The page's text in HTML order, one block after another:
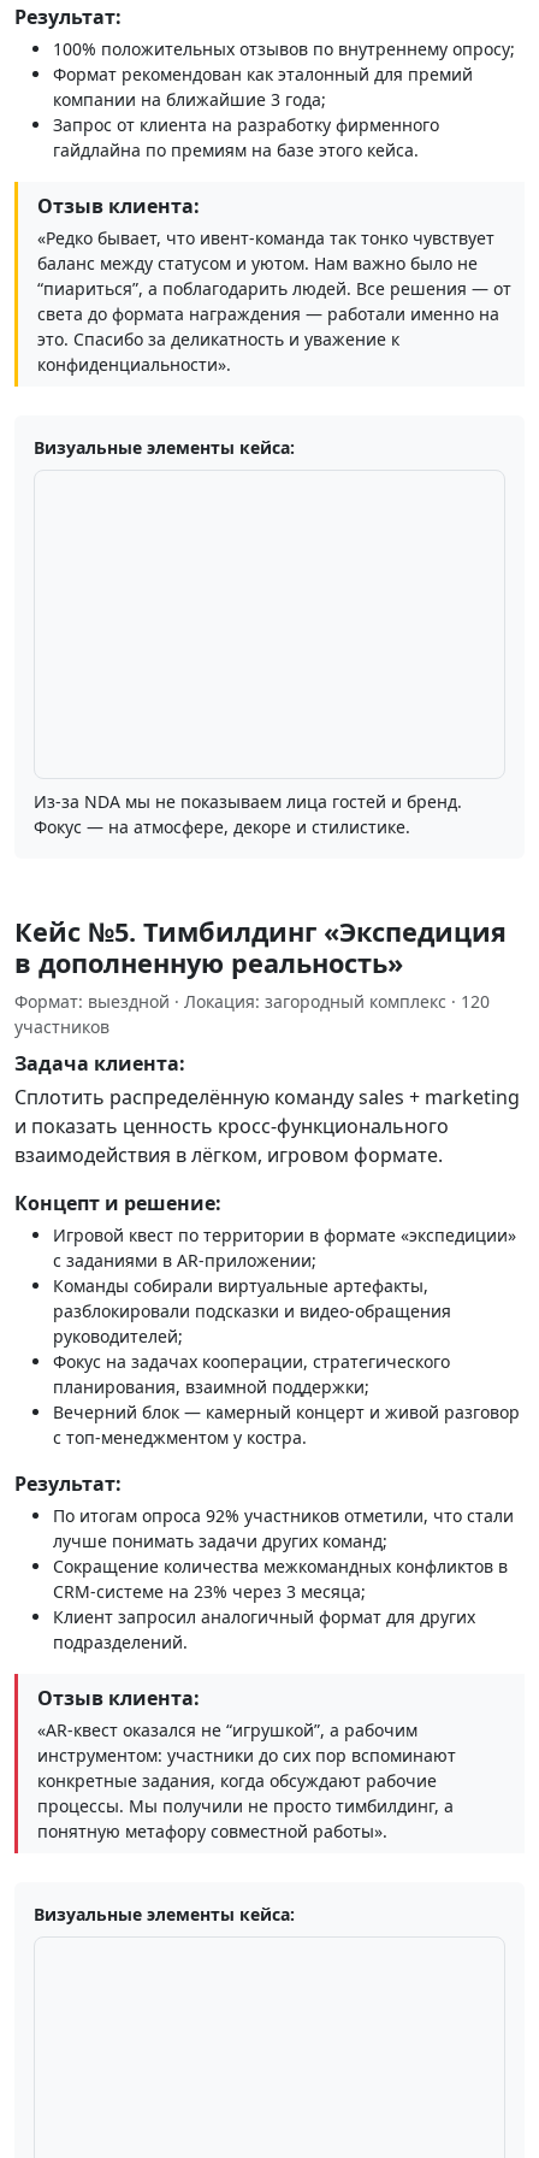
Результат:
100% положительных отзывов по внутреннему опросу;
Формат рекомендован как эталонный для премий
компании на ближайшие 3 года;
Запрос от клиента на разработку фирменного
гайдлайна по премиям на базе этого кейса.
Отзыв клиента:
«Редко бывает, что ивент‑команда так тонко чувствует
баланс между статусом и уютом. Нам важно было не
“пиариться”, а поблагодарить людей. Все решения — от
света до формата награждения — работали именно на
это. Спасибо за деликатность и уважение к
конфиденциальности».
Визуальные элементы кейса:
Плейсхолдер под атмосферные фото зала в синей цветовой
гамме
Из‑за NDA мы не показываем лица гостей и бренд.
Фокус — на атмосфере, декоре и стилистике.
Кейc №5. Тимбилдинг «Экспедиция
в дополненную реальность»
Формат: выездной · Локация: загородный комплекс · 120
участников
Задача клиента:
Сплотить распределённую команду sales + marketing
и показать ценность кросс‑функционального
взаимодействия в лёгком, игровом формате.
Концепт и решение:
Игровой квест по территории в формате «экспедиции»
с заданиями в AR‑приложении;
Команды собирали виртуальные артефакты,
разблокировали подсказки и видео‑обращения
руководителей;
Фокус на задачах кооперации, стратегического
планирования, взаимной поддержки;
Вечерний блок — камерный концерт и живой разговор
с топ‑менеджментом у костра.
Результат:
По итогам опроса 92% участников отметили, что стали
лучше понимать задачи других команд;
Сокращение количества межкомандных конфликтов в
CRM‑системе на 23% через 3 месяца;
Клиент запросил аналогичный формат для других
подразделений.
Отзыв клиента:
«AR‑квест оказался не “игрушкой”, а рабочим
инструментом: участники до сих пор вспоминают
конкретные задания, когда обсуждают рабочие
процессы. Мы получили не просто тимбилдинг, а
понятную метафору совместной работы».
Визуальные элементы кейса: